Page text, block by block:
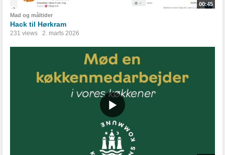
00:45
Mad og måltider
Hack til Hørkram
231 views 2. marts 2026